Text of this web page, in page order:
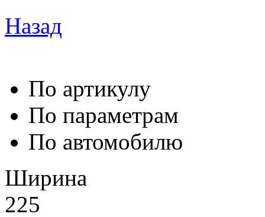
Назад
По артикулу
По параметрам
По автомобилю
Ширина
225